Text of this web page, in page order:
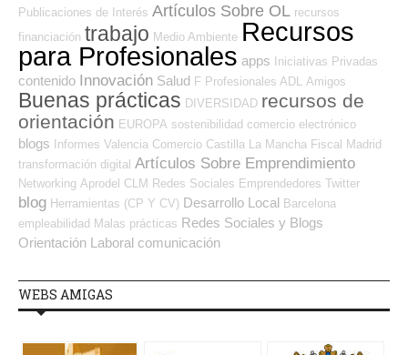
Publicaciones de Interés Artículos Sobre OL recursos
financiación trabajo Medio Ambiente Recursos
para Profesionales apps Iniciativas Privadas
contenido Innovación Salud F Profesionales ADL Amigos
Buenas prácticas DIVERSIDAD recursos de
orientación EUROPA sostenibilidad comercio electrónico
blogs Informes Valencia Comercio Castilla La Mancha Fiscal Madrid
transformación digital Artículos Sobre Emprendimiento
Networking Aprodel CLM Redes Sociales Emprendedores Twitter
blog Herramientas (CP Y CV) Desarrollo Local Barcelona
empleabilidad Malas prácticas Redes Sociales y Blogs
Orientación Laboral comunicación
WEBS AMIGAS